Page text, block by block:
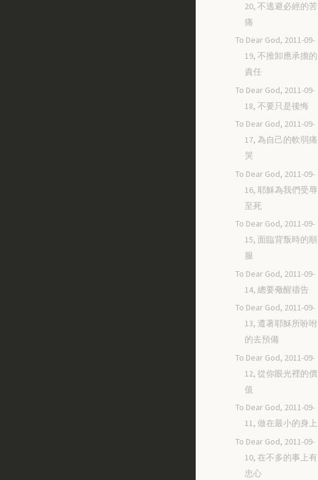
20, 不逃避必經的苦
痛
To Dear God, 2011-09-
19, 不推卸應承擔的
責任
To Dear God, 2011-09-
18, 不要只是後悔
To Dear God, 2011-09-
17, 為自己的軟弱痛
哭
To Dear God, 2011-09-
16, 耶穌為我們受辱
至死
To Dear God, 2011-09-
15, 面臨背叛時的順
服
To Dear God, 2011-09-
14, 總要儆醒禱告
To Dear God, 2011-09-
13, 遵著耶穌所吩咐
的去預備
To Dear God, 2011-09-
12, 從你眼光裡的價
值
To Dear God, 2011-09-
11, 做在最小的身上
To Dear God, 2011-09-
10, 在不多的事上有
忠心